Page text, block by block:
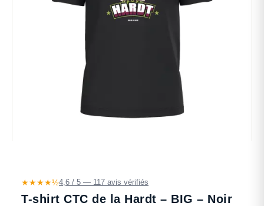
★★★★½4,6 / 5 — 117 avis vérifiés
T-shirt CTC de la Hardt – BIG – Noir